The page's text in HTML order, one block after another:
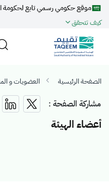
موقع حكومي رسمي تابع لحكومة
كيف تتحقق
الصفحة الرئيسية العضويات و
مشاركة الصفحة :
أعضاء الهيئة